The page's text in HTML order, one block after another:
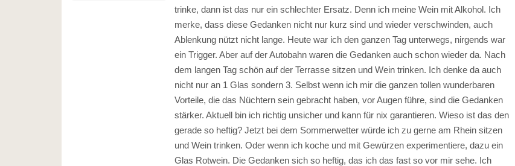
trinke, dann ist das nur ein schlechter Ersatz. Denn ich meine Wein mit Alkohol. Ich
merke, dass diese Gedanken nicht nur kurz sind und wieder verschwinden, auch
Ablenkung nützt nicht lange. Heute war ich den ganzen Tag unterwegs, nirgends war
ein Trigger. Aber auf der Autobahn waren die Gedanken auch schon wieder da. Nach
dem langen Tag schön auf der Terrasse sitzen und Wein trinken. Ich denke da auch
nicht nur an 1 Glas sondern 3. Selbst wenn ich mir die ganzen tollen wunderbaren
Vorteile, die das Nüchtern sein gebracht haben, vor Augen führe, sind die Gedanken
stärker. Aktuell bin ich richtig unsicher und kann für nix garantieren. Wieso ist das den
gerade so heftig? Jetzt bei dem Sommerwetter würde ich zu gerne am Rhein sitzen
und Wein trinken. Oder wenn ich koche und mit Gewürzen experimentiere, dazu ein
Glas Rotwein. Die Gedanken sich so heftig, das ich das fast so vor mir sehe. Ich